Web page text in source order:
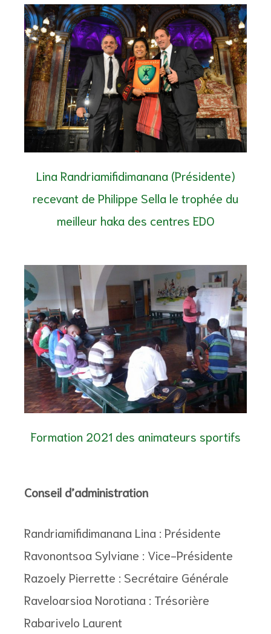
Lina Randriamifidimanana (Présidente)
recevant de Philippe Sella le trophée du
meilleur haka des centres EDO
Formation 2021 des animateurs sportifs
Conseil d’administration
Randriamifidimanana Lina : Présidente
Ravonontsoa Sylviane : Vice-Présidente
Razoely Pierrette : Secrétaire Générale
Raveloarsioa Norotiana : Trésorière
Rabarivelo Laurent